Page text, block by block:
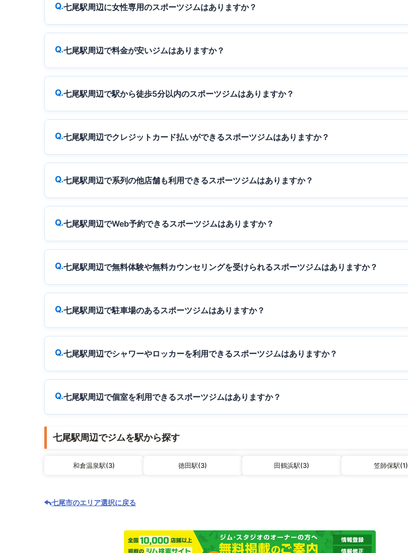
七尾駅周辺に女性専用のスポーツジムはありますか？
七尾駅周辺で料金が安いジムはありますか？
七尾駅周辺で駅から徒歩5分以内のスポーツジムはありますか？
七尾駅周辺でクレジットカード払いができるスポーツジムはありますか？
七尾駅周辺で系列の他店舗も利用できるスポーツジムはありますか？
七尾駅周辺でWeb予約できるスポーツジムはありますか？
七尾駅周辺で無料体験や無料カウンセリングを受けられるスポーツジムはありますか？
七尾駅周辺で駐車場のあるスポーツジムはありますか？
七尾駅周辺でシャワーやロッカーを利用できるスポーツジムはありますか？
七尾駅周辺で個室を利用できるスポーツジムはありますか？
七尾駅周辺でジムを駅から探す
和倉温泉駅(3) 徳田駅(3) 田鶴浜駅(3) 笠師保駅(1)
七尾市のエリア選択に戻る